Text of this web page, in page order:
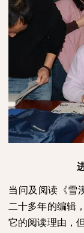
当问及阅读《雪
二十多年的编辑
它的阅读理由，